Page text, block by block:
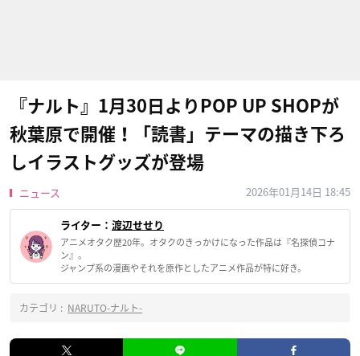
『ナルト』1月30日よりPOP UP SHOPが
秋葉原で開催！「読書」テーマの描き下ろ
しイラストグッズが登場
ニュース 2026年01月14日 18:45
ライター： 渡辺せせり
アニメオタク歴20年。オタクのきっかけになった作品は『名探偵コナ
ン』。
ジャンプ系の漫画やそれを原作としたアニメ作品が特に好き。
カテゴリ : NARUTO-ナルト-